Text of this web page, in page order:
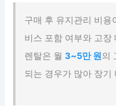
구매 후 유지관리 비용
비스 포함 여부와 고장
렌탈은 월3~5만 원의
되는 경우가 많아 장기